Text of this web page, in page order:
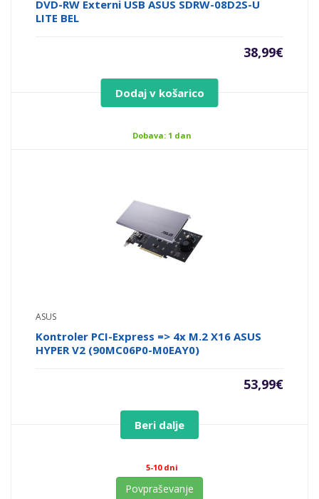
DVD-RW Externi USB ASUS SDRW-08D2S-U
LITE BEL
38,99€
Dodaj v košarico
Dobava: 1 dan
ASUS
Kontroler PCI-Express => 4x M.2 X16 ASUS
HYPER V2 (90MC06P0-M0EAY0)
53,99€
Beri dalje
5-10 dni
Povpraševanje